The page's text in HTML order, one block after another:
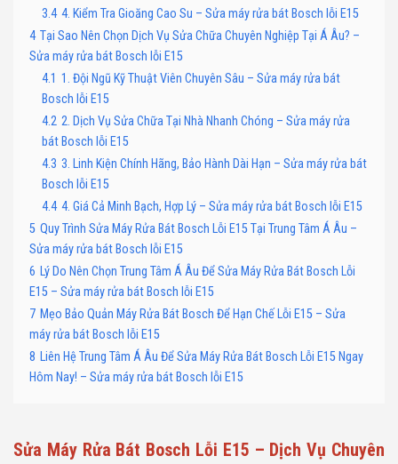
3.4 4. Kiểm Tra Gioăng Cao Su – Sửa máy rửa bát Bosch lỗi E15
4 Tại Sao Nên Chọn Dịch Vụ Sửa Chữa Chuyên Nghiệp Tại Á Âu? –
Sửa máy rửa bát Bosch lỗi E15
4.1 1. Đội Ngũ Kỹ Thuật Viên Chuyên Sâu – Sửa máy rửa bát
Bosch lỗi E15
4.2 2. Dịch Vụ Sửa Chữa Tại Nhà Nhanh Chóng – Sửa máy rửa
bát Bosch lỗi E15
4.3 3. Linh Kiện Chính Hãng, Bảo Hành Dài Hạn – Sửa máy rửa bát
Bosch lỗi E15
4.4 4. Giá Cả Minh Bạch, Hợp Lý – Sửa máy rửa bát Bosch lỗi E15
5 Quy Trình Sửa Máy Rửa Bát Bosch Lỗi E15 Tại Trung Tâm Á Âu –
Sửa máy rửa bát Bosch lỗi E15
6 Lý Do Nên Chọn Trung Tâm Á Âu Để Sửa Máy Rửa Bát Bosch Lỗi
E15 – Sửa máy rửa bát Bosch lỗi E15
7 Mẹo Bảo Quản Máy Rửa Bát Bosch Để Hạn Chế Lỗi E15 – Sửa
máy rửa bát Bosch lỗi E15
8 Liên Hệ Trung Tâm Á Âu Để Sửa Máy Rửa Bát Bosch Lỗi E15 Ngay
Hôm Nay! – Sửa máy rửa bát Bosch lỗi E15
Sửa Máy Rửa Bát Bosch Lỗi E15 – Dịch Vụ Chuyên